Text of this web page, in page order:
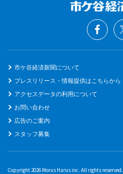
市ケ谷経済新聞について
プレスリリース・情報提供はこちらから
アクセスデータの利用について
お問い合わせ
広告のご案内
スタッフ募集
Copyright 2026 Morus Harus inc. All rights reserved.